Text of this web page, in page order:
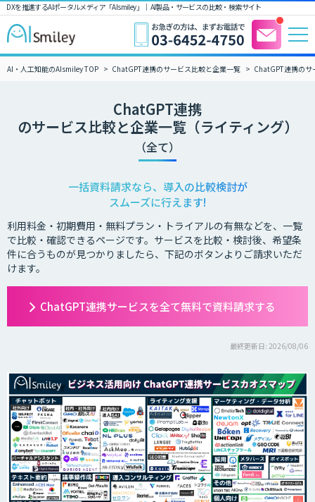
DXを推進するAIポータルメディア「AIsmiley」｜ AI製品・サービスの比較・検索サイト
AI・人工知能のAIsmiley TOP ChatGPT連携のサービス比較と企業一覧 ChatGPT連携のサ
ChatGPT連携
のサービス比較と企業一覧（ライティング）
（全て）
一括資料請求なら、導入の比較検討が
スムーズに行えます!
利用料金・初期費用・無料プラン・トライアルの有無などを、一覧
で比較・確認できるページです。サービスを比較・検討後、希望条
件に合うものが見つかりましたら、下記のボタンよりご請求いただ
けます。
ChatGPT連携サービスを全て無料で資料請求する
最終更新日: 2026/08/06